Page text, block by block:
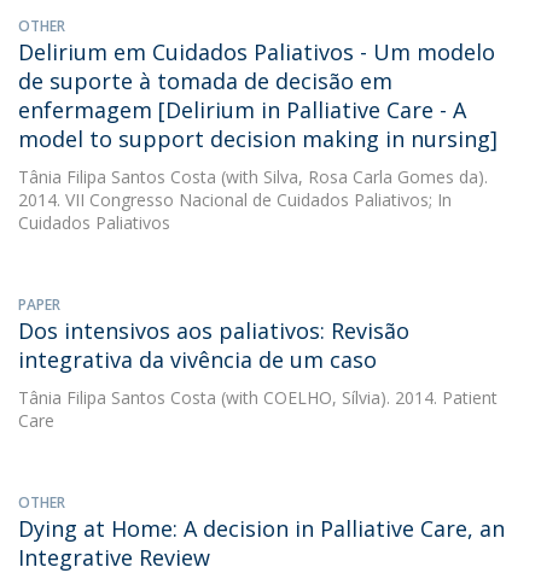
OTHER
Delirium em Cuidados Paliativos - Um modelo
de suporte à tomada de decisão em
enfermagem [Delirium in Palliative Care - A
model to support decision making in nursing]
Tânia Filipa Santos Costa (with Silva, Rosa Carla Gomes da).
2014. VII Congresso Nacional de Cuidados Paliativos; In
Cuidados Paliativos
PAPER
Dos intensivos aos paliativos: Revisão
integrativa da vivência de um caso
Tânia Filipa Santos Costa (with COELHO, Sílvia). 2014. Patient
Care
OTHER
Dying at Home: A decision in Palliative Care, an
Integrative Review